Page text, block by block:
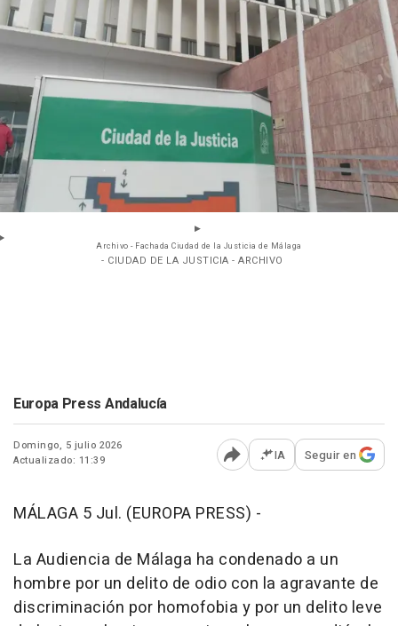
Archivo - Fachada Ciudad de la Justicia de Málaga
- CIUDAD DE LA JUSTICIA - ARCHIVO
Europa Press Andalucía
Domingo, 5 julio 2026
Actualizado: 11:39
Abrir opciones para
IA Seguir en
MÁLAGA 5 Jul. (EUROPA PRESS) -
La Audiencia de Málaga ha condenado a un
hombre por un delito de odio con la agravante de
discriminación por homofobia y por un delito leve